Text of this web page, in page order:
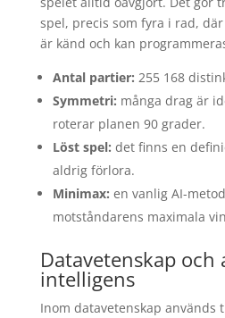
spel, precis som fyra i rad,
är känd och kan
Antal partier: 255 168
Symmetri: många drag är
roterar planen 90 grader.
Löst spel: det finns en
aldrig förlora.
Minimax: en vanlig AI-
motståndarens maximala
Datavetenskap och
intelligens
Inom datavetenskap används